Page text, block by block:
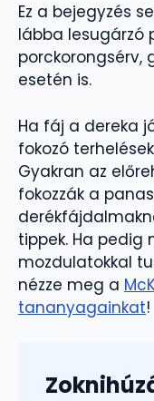
Ez a bejegyzés
lábba lesugárzó
esetén is.
Ha fáj a dereka
fokozó
Gyakran az
fokozzák a
tippek. Ha pedig
mozdulatokkal
nézze meg a
tananyagainkat!